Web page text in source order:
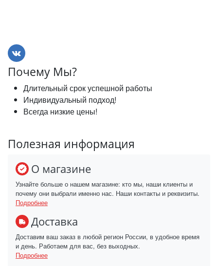
Почему Мы?
Длительный срок успешной работы
Индивидуальный подход!
Всегда низкие цены!
Полезная информация
О магазине
Узнайте больше о нашем магазине: кто мы, наши клиенты и
почему они выбрали именно нас. Наши контакты и реквизиты.
Подробнее
Доставка
Доставим ваш заказ в любой регион России, в удобное время
и день. Работаем для вас, без выходных.
Подробнее